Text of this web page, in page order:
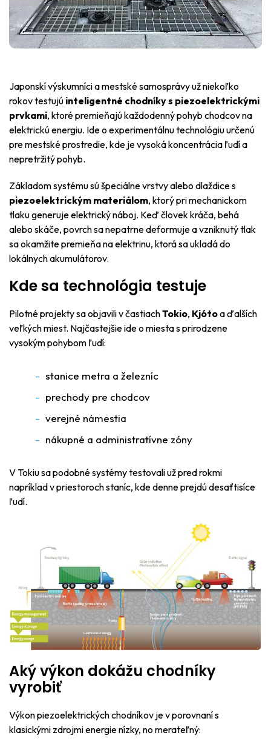
Japonskí výskumníci a mestské samosprávy už niekoľko
rokov testujú inteligentné chodníky s piezoelektrickými
prvkami, ktoré premieňajú každodenný pohyb chodcov na
elektrickú energiu. Ide o experimentálnu technológiu určenú
pre mestské prostredie, kde je vysoká koncentrácia ľudí a
nepretržitý pohyb.
Základom systému sú špeciálne vrstvy alebo dlaždice s
piezoelektrickým materiálom, ktorý pri mechanickom
tlaku generuje elektrický náboj. Keď človek kráča, behá
alebo skáče, povrch sa nepatrne deformuje a vzniknutý tlak
sa okamžite premieňa na elektrinu, ktorá sa ukladá do
lokálnych akumulátorov.
Kde sa technológia testuje
Pilotné projekty sa objavili v častiachTokio, Kjótoa ďalších
veľkých miest. Najčastejšie ide o miesta s prirodzene
vysokým pohybom ľudí:
stanice metra a železníc
prechody pre chodcov
verejné námestia
nákupné a administratívne zóny
V Tokiu sa podobné systémy testovali už pred rokmi
napríklad v priestoroch staníc, kde denne prejdú desaťtisíce
ľudí.
Aký výkon dokážu chodníky
vyrobiť
Výkon piezoelektrických chodníkov je v porovnaní s
klasickými zdrojmi energie nízky, no merateľný: